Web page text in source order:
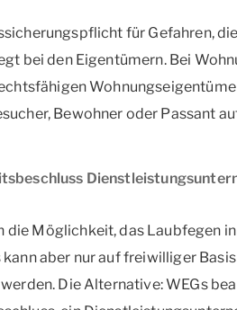
für Gefahren,
bei den Eigentümern. Bei
Bewohner oder Passant
die Möglichkeit, das Laubfegen
kann aber nur auf freiwilliger
Die Alternative: WEGs